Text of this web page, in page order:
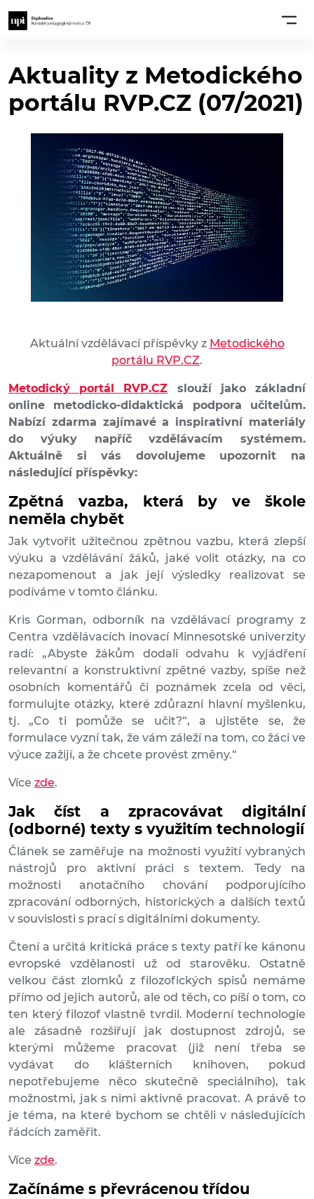
Aktuality z Metodického
portálu RVP.CZ (07/2021)
Aktuální vzdělávací příspěvky z Metodického
portálu RVP.CZ.
Metodický portál RVP.CZ slouží jako základní
online metodicko-didaktická podpora učitelům.
Nabízí zdarma zajímavé a inspirativní materiály
do výuky napříč vzdělávacím systémem.
Aktuálně si vás dovolujeme upozornit na
následující příspěvky:
Zpětná vazba, která by ve škole
neměla chybět
Jak vytvořit užitečnou zpětnou vazbu, která zlepší
výuku a vzdělávání žáků, jaké volit otázky, na co
nezapomenout a jak její výsledky realizovat se
podíváme v tomto článku.
Kris Gorman, odborník na vzdělávací programy z
Centra vzdělávacích inovací Minnesotské univerzity
radí: „Abyste žákům dodali odvahu k vyjádření
relevantní a konstruktivní zpětné vazby, spíše než
osobních komentářů či poznámek zcela od věci,
formulujte otázky, které zdůrazní hlavní myšlenku,
tj. „Co ti pomůže se učit?“, a ujistěte se, že
formulace vyzní tak, že vám záleží na tom, co žáci ve
výuce zažijí, a že chcete provést změny.“
Více zde.
Jak číst a zpracovávat digitální
(odborné) texty s využitím technologií
Článek se zaměřuje na možnosti využití vybraných
nástrojů pro aktivní práci s textem. Tedy na
možnosti anotačního chování podporujícího
zpracování odborných, historických a dalších textů
v souvislosti s prací s digitálními dokumenty.
Čtení a určitá kritická práce s texty patří ke kánonu
evropské vzdělanosti už od starověku. Ostatně
velkou část zlomků z filozofických spisů nemáme
přímo od jejich autorů, ale od těch, co píší o tom, co
ten který filozof vlastně tvrdil. Moderní technologie
ale zásadně rozšiřují jak dostupnost zdrojů, se
kterými můžeme pracovat (již není třeba se
vydávat do klášterních knihoven, pokud
nepotřebujeme něco skutečně speciálního), tak
možnostmi, jak s nimi aktivně pracovat. A právě to
je téma, na které bychom se chtěli v následujících
řádcích zaměřit.
Více zde.
Začínáme s převrácenou třídou